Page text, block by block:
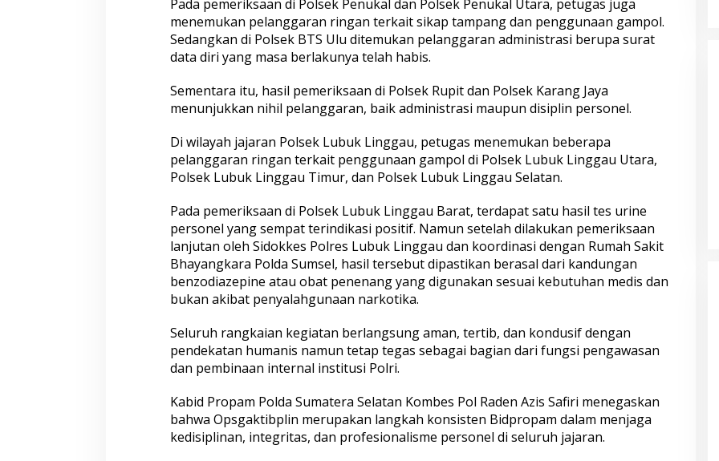
Pada pemeriksaan di Polsek Penukal dan Polsek Penukal Utara, petugas juga
menemukan pelanggaran ringan terkait sikap tampang dan penggunaan gampol.
Sedangkan di Polsek BTS Ulu ditemukan pelanggaran administrasi berupa surat
data diri yang masa berlakunya telah habis.
Sementara itu, hasil pemeriksaan di Polsek Rupit dan Polsek Karang Jaya
menunjukkan nihil pelanggaran, baik administrasi maupun disiplin personel.
Di wilayah jajaran Polsek Lubuk Linggau, petugas menemukan beberapa
pelanggaran ringan terkait penggunaan gampol di Polsek Lubuk Linggau Utara,
Polsek Lubuk Linggau Timur, dan Polsek Lubuk Linggau Selatan.
Pada pemeriksaan di Polsek Lubuk Linggau Barat, terdapat satu hasil tes urine
personel yang sempat terindikasi positif. Namun setelah dilakukan pemeriksaan
lanjutan oleh Sidokkes Polres Lubuk Linggau dan koordinasi dengan Rumah Sakit
Bhayangkara Polda Sumsel, hasil tersebut dipastikan berasal dari kandungan
benzodiazepine atau obat penenang yang digunakan sesuai kebutuhan medis dan
bukan akibat penyalahgunaan narkotika.
Seluruh rangkaian kegiatan berlangsung aman, tertib, dan kondusif dengan
pendekatan humanis namun tetap tegas sebagai bagian dari fungsi pengawasan
dan pembinaan internal institusi Polri.
Kabid Propam Polda Sumatera Selatan Kombes Pol Raden Azis Safiri menegaskan
bahwa Opsgaktibplin merupakan langkah konsisten Bidpropam dalam menjaga
kedisiplinan, integritas, dan profesionalisme personel di seluruh jajaran.